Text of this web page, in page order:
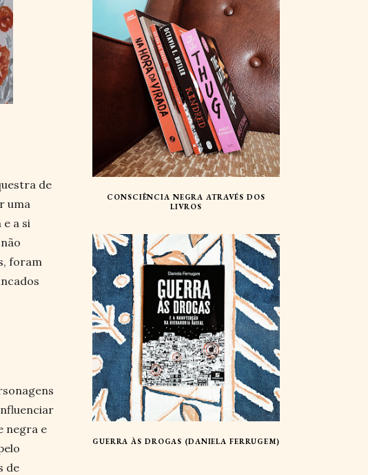
de
uma
a si
foram
negra e
de
CONSCIÊNCIA NEGRA ATRAVÉS DOS
LIVROS
GUERRA ÀS DROGAS (DANIELA FERRUGEM)